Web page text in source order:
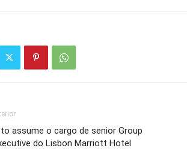
assume o cargo de senior Group
do Lisbon Marriott Hotel